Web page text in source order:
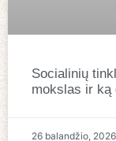
Socialinių
mokslas ir ką
26 balandžio, 2026